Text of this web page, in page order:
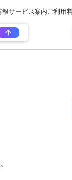
報サービス案内 ご利用
。